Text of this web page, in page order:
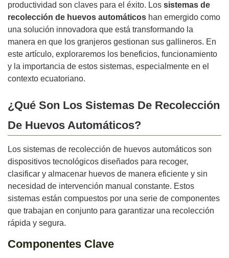
productividad son claves para el éxito. Los sistemas de
recolección de huevos automáticos han emergido como
una solución innovadora que está transformando la
manera en que los granjeros gestionan sus gallineros. En
este artículo, exploraremos los beneficios, funcionamiento
y la importancia de estos sistemas, especialmente en el
contexto ecuatoriano.
¿Qué Son Los Sistemas De Recolección
De Huevos Automáticos?
Los sistemas de recolección de huevos automáticos son
dispositivos tecnológicos diseñados para recoger,
clasificar y almacenar huevos de manera eficiente y sin
necesidad de intervención manual constante. Estos
sistemas están compuestos por una serie de componentes
que trabajan en conjunto para garantizar una recolección
rápida y segura.
Componentes Clave